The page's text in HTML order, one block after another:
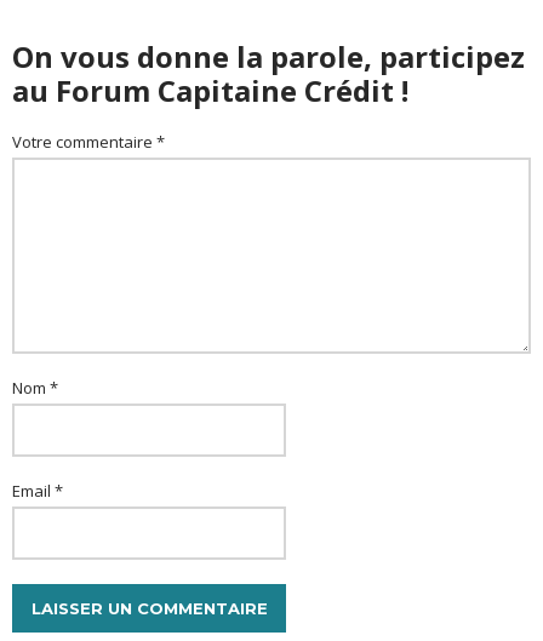
On vous donne la parole, participez
au Forum Capitaine Crédit !
Votre commentaire *
Nom *
Email *